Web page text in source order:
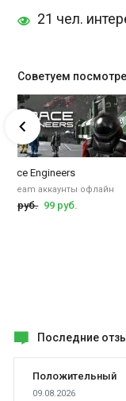
21 чел.
Советуем
Engineers
steam аккаунты офлайн
руб. 99 руб.
Последние
Положительный
09.08.2026